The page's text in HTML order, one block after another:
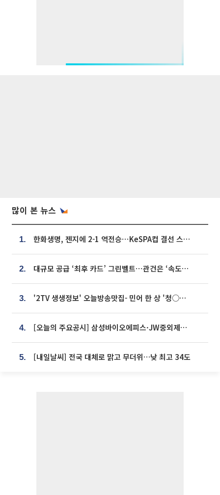
많이 본 뉴스
1. 한화생명, 젠지에 2-1 역전승⋯KeSPA컵 결선 스테이지 2 직행
2. 대규모 공급 ‘최후 카드’ 그린벨트⋯관건은 ‘속도’ [주택공급 승부수의 조건]
3. '2TV 생생정보' 오늘방송맛집- 민어 한 상 '청○○○' vs 전복 한 상 '명○'
4. [오늘의 주요공시] 삼성바이오에피스·JW중외제약·한미반도체·SK바이오사이언스 등
5. [내일날씨] 전국 대체로 맑고 무더위…낮 최고 34도